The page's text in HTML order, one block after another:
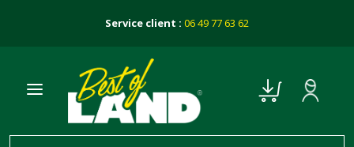
Service client : 06 49 77 63 62